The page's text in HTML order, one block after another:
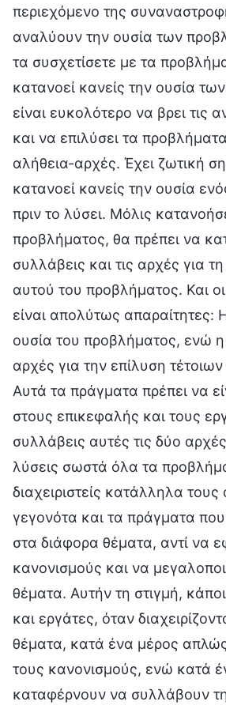
περιεχόμενο της
αναλύουν την ουσία των
τα συσχετίσετε με τα
κατανοεί κανείς την ουσία
είναι ευκολότερο να βρει τις
και να επιλύσει τα
αλήθεια-αρχές. Έχει ζωτική
κατανοεί κανείς την ουσία
πριν το λύσει. Μόλις
προβλήματος, θα πρέπει να
συλλάβεις και τις αρχές για τη
αυτού του προβλήματος. Και
είναι απολύτως απαραίτητες:
ουσία του προβλήματος, ενώ η
αρχές για την επίλυση
Αυτά τα πράγματα πρέπει να
στους επικεφαλής και τους
συλλάβεις αυτές τις δύο
λύσεις σωστά όλα τα
διαχειριστείς κατάλληλα
γεγονότα και τα πράγματα
στα διάφορα θέματα, αντί να
κανονισμούς και να
θέματα. Αυτήν τη στιγμή,
και εργάτες, όταν
θέματα, κατά ένα μέρος
τους κανονισμούς, ενώ κατά
καταφέρνουν να συλλάβουν